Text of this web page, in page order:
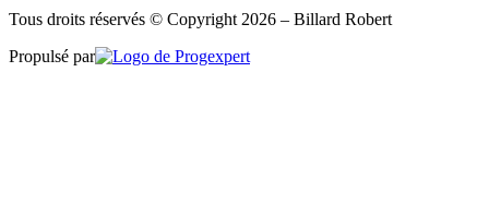
Tous droits réservés © Copyright 2026 – Billard Robert
Propulsé par